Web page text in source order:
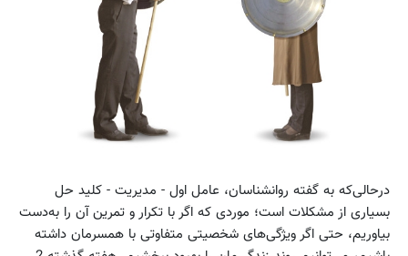
درحالی‌که به گفته روانشناسان، عامل اول - مدیریت - کلید حل
بسیاری از مشکلات است؛ موردی که اگر با تکرار و تمرین آن را به‌دست
بیاوریم، حتی اگر ویژگی‌های شخصیتی متفاوتی با همسرمان داشته